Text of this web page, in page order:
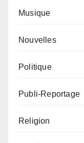
Musique
Nouvelles
Politique
Publi-Reportage
Religion